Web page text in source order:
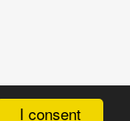
I consent